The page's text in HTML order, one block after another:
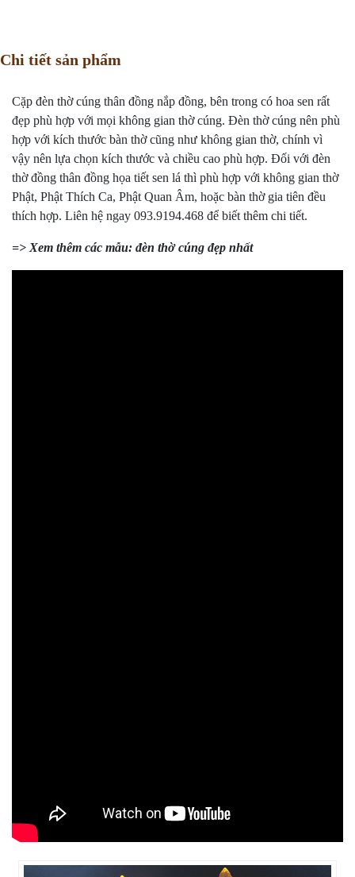
Chi tiết sản phẩm
Cặp đèn thờ cúng thân đồng nắp đồng, bên trong có hoa sen rất
đẹp phù hợp với mọi không gian thờ cúng. Đèn thờ cúng nên phù
hợp với kích thước bàn thờ cũng như không gian thờ, chính vì
vậy nên lựa chọn kích thước và chiều cao phù hợp. Đối với đèn
thờđồng thân đồng họa tiết sen lá thì phù hợp với không gian thờ
Phật, Phật Thích Ca, Phật Quan Âm, hoặc bàn thờ gia tiên đều
thích hợp. Liên hệ ngay 093.9194.468 để biết thêm chi tiết.
=> Xem thêm các mẫu: đèn thờ cúng đẹp nhất